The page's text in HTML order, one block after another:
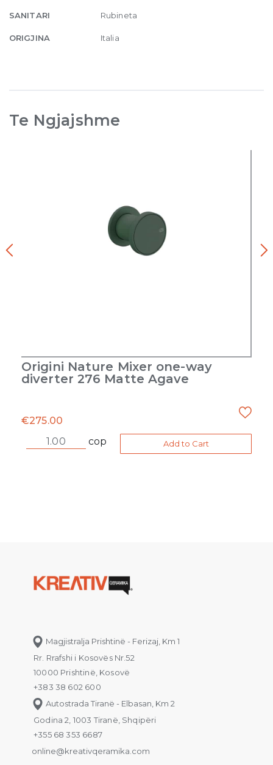
SANITARI Rubineta
ORIGJINA Italia
Te Ngjajshme
Origini Nature Mixer one-way
diverter 276 Matte Agave
€275.00
cop
Add to Cart
Magjistralja Prishtinë - Ferizaj, Km 1
Rr. Rrafshi i Kosovës Nr.52
10000 Prishtinë, Kosovë
+383 38 602 600
Autostrada Tiranë - Elbasan, Km 2
Godina 2, 1003 Tiranë, Shqipëri
+355 68 353 6687
online@kreativqeramika.com